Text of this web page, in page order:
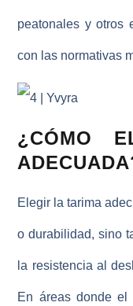
peatonales y otros
con las normativas
¿CÓMO
Elegir la tarima
o durabilidad, sino
la resistencia al
En áreas donde el